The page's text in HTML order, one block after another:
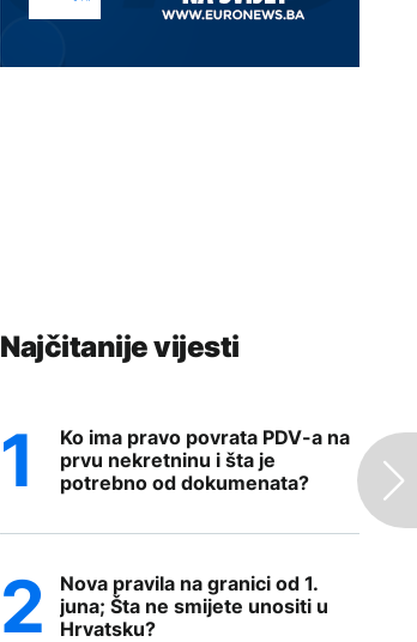
Najčitanije vijesti
Ko ima pravo povrata PDV-a na
prvu nekretninu i šta je
potrebno od dokumenata?
Nova pravila na granici od 1.
juna; Šta ne smijete unositi u
Hrvatsku?